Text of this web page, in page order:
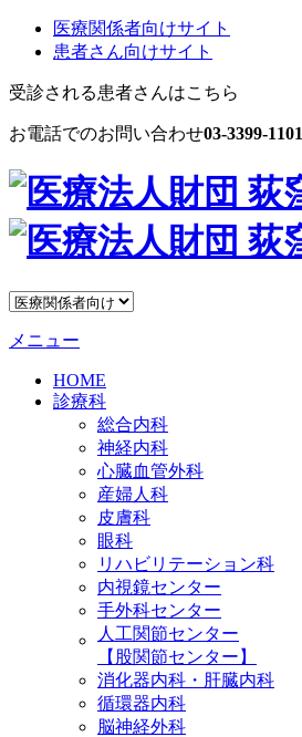
医療関係者向けサイト
患者さん向けサイト
受診される患者さんはこちら
お電話でのお問い合わせ03-3399-1101
メニュー
HOME
診療科
総合内科
神経内科
心臓血管外科
産婦人科
皮膚科
眼科
リハビリテーション科
内視鏡センター
手外科センター
人工関節センター
【股関節センター】
消化器内科・肝臓内科
循環器内科
脳神経外科